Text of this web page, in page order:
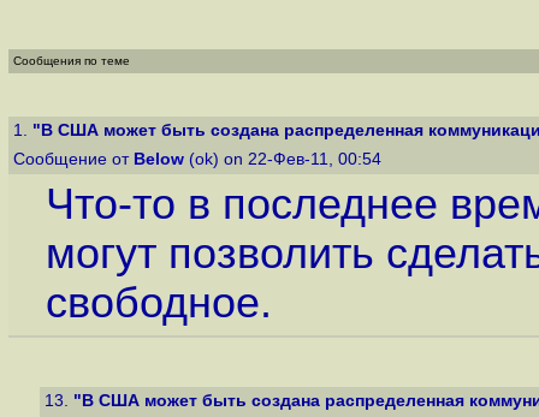
Сообщения по теме
1. "В США может быть создана распределенная
Сообщение от Below (ok) on 22-Фев-11, 00:54
Что-то в последнее
могут позволить
свободное.
13. "В США может быть создана распределенная